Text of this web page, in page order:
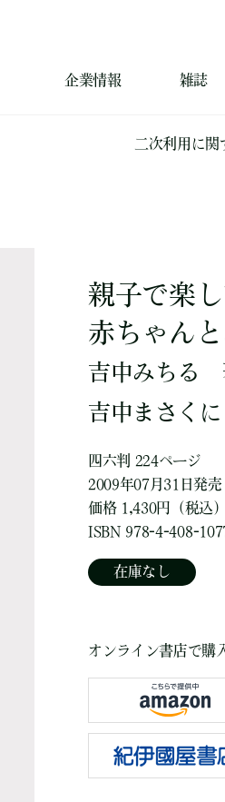
企業情報 雑誌
二次利用に関
親子で楽
赤ちゃん
吉中みちる
吉中まさくに
四六判 224ページ
2009年07月31日発売
価格 1,430円（税込）
ISBN 978-4-408-
在庫なし
オンライン書店で購